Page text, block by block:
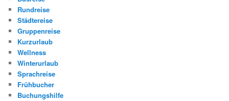
Rundreise
Städtereise
Gruppenreise
Kurzurlaub
Wellness
Winterurlaub
Sprachreise
Frühbucher
Buchungshilfe